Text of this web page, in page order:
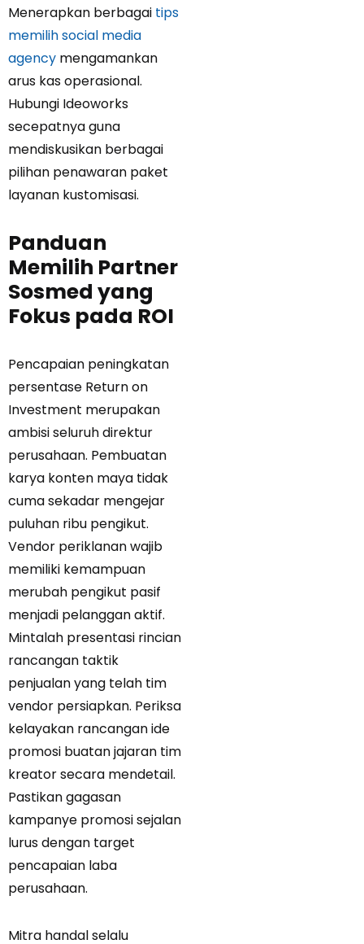
Menerapkan berbagai tips
memilih social media
agency mengamankan
arus kas operasional.
Hubungi Ideoworks
secepatnya guna
mendiskusikan berbagai
pilihan penawaran paket
layanan kustomisasi.
Panduan
Memilih Partner
Sosmed yang
Fokus pada ROI
Pencapaian peningkatan
persentase Return on
Investment merupakan
ambisi seluruh direktur
perusahaan. Pembuatan
karya konten maya tidak
cuma sekadar mengejar
puluhan ribu pengikut.
Vendor periklanan wajib
memiliki kemampuan
merubah pengikut pasif
menjadi pelanggan aktif.
Mintalah presentasi rincian
rancangan taktik
penjualan yang telah tim
vendor persiapkan. Periksa
kelayakan rancangan ide
promosi buatan jajaran tim
kreator secara mendetail.
Pastikan gagasan
kampanye promosi sejalan
lurus dengan target
pencapaian laba
perusahaan.
Mitra handal selalu